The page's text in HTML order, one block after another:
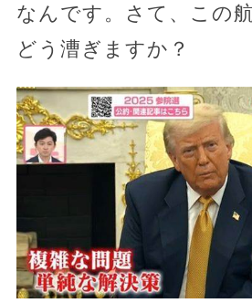
なんです。さて、この
どう漕ぎますか？